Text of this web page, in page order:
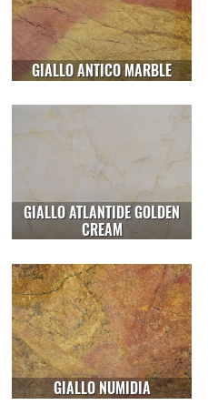
GIALLO ANTICO MARBLE
GIALLO ATLANTIDE GOLDEN
CREAM
GIALLO NUMIDIA